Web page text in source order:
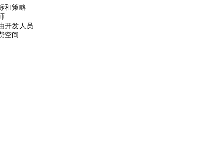
和策略
开发人员
空间